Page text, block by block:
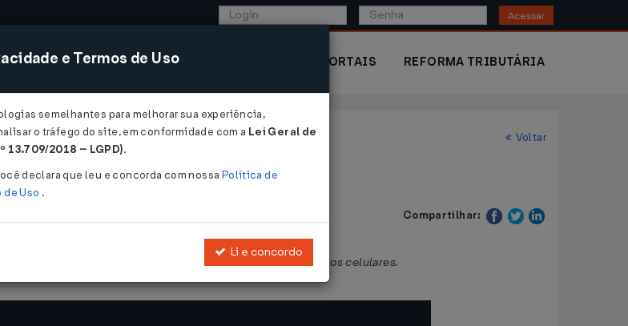
Acessar
SISTEMAS COMÉRCIO EXTERIOR PORTAIS REFORMA TRIBUTÁRIA
Voltar
Compartilhar:
sobre a substituição tributária nas operações com aparelhos celulares.
e Termos de Uso
semelhantes para melhorar sua experiência,
o tráfego do site, em conformidade com a Lei Geral de
13.709/2018 – LGPD).
declara que leu e concorda com nossa Política de
de Uso .
Li e concordo